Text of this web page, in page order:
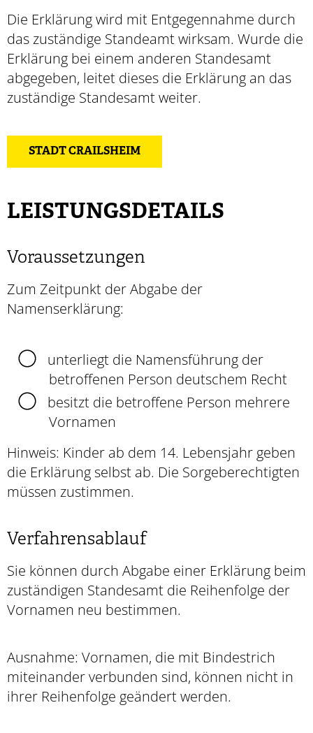
Die Erklärung wird mit Entgegennahme durch
das zuständige Standeamt wirksam. Wurde die
Erklärung bei einem anderen Standesamt
abgegeben, leitet dieses die Erklärung an das
zuständige Standesamt weiter.
STADT CRAILSHEIM
LEISTUNGSDETAILS
Voraussetzungen
Zum Zeitpunkt der Abgabe der
Namenserklärung:
unterliegt die Namensführung der
betroffenen Person deutschem Recht
besitzt die betroffene Person mehrere
Vornamen
Hinweis: Kinder ab dem 14. Lebensjahr geben
die Erklärung selbst ab. Die Sorgeberechtigten
müssen zustimmen.
Verfahrensablauf
Sie können durch Abgabe einer Erklärung beim
zuständigen Standesamt die Reihenfolge der
Vornamen neu bestimmen.
Ausnahme: Vornamen, die mit Bindestrich
miteinander verbunden sind, können nicht in
ihrer Reihenfolge geändert werden.